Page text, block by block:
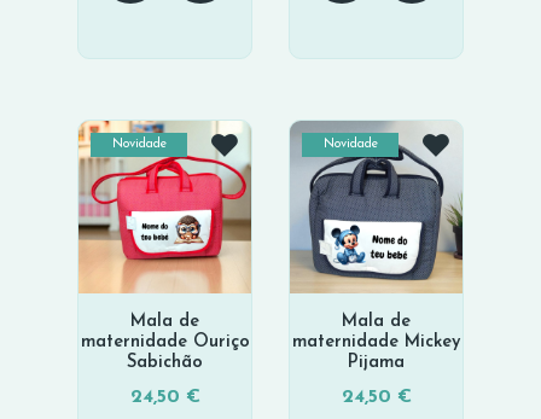
Novidade
Mala de
maternidade Ouriço
Sabichão
24,50 €
Novidade
Mala de
maternidade Mickey
Pijama
24,50 €